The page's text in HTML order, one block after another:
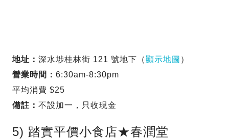
地址： 深水埗桂林街 121 號地下（顯示地圖 ）
營業時間： 6:30am-8:30pm
平均消費 $25
備註： 不設加一，只收現金
5) 踏實平價小食店★春潤堂